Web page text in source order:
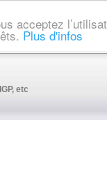
acceptez
Plus d'infos
etc